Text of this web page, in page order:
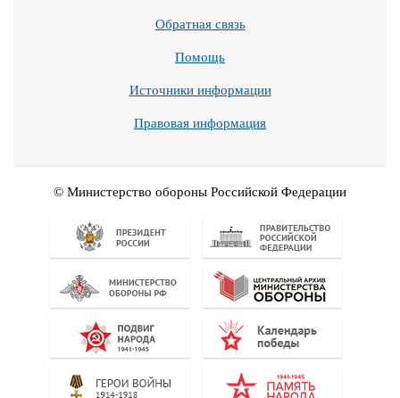
Обратная связь
Помощь
Источники информации
Правовая информация
© Министерство обороны Российской Федерации